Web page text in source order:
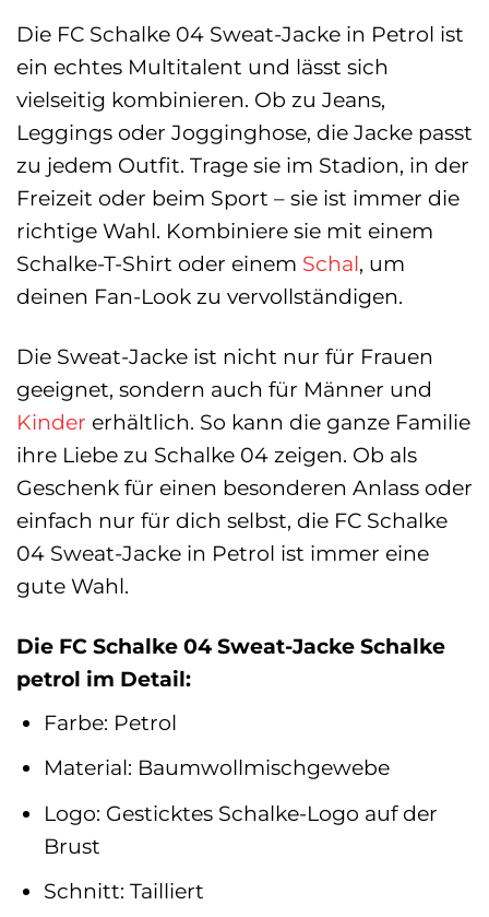
Die FC Schalke 04 Sweat-Jacke in Petrol ist
ein echtes Multitalent und lässt sich
vielseitig kombinieren. Ob zu Jeans,
Leggings oder Jogginghose, die Jacke passt
zu jedem Outfit. Trage sie im Stadion, in der
Freizeit oder beim Sport – sie ist immer die
richtige Wahl. Kombiniere sie mit einem
Schalke-T-Shirt oder einem Schal, um
deinen Fan-Look zu vervollständigen.
Die Sweat-Jacke ist nicht nur für Frauen
geeignet, sondern auch für Männer und
Kinder erhältlich. So kann die ganze Familie
ihre Liebe zu Schalke 04 zeigen. Ob als
Geschenk für einen besonderen Anlass oder
einfach nur für dich selbst, die FC Schalke
04 Sweat-Jacke in Petrol ist immer eine
gute Wahl.
Die FC Schalke 04 Sweat-Jacke Schalke
petrol im Detail:
Farbe: Petrol
Material: Baumwollmischgewebe
Logo: Gesticktes Schalke-Logo auf der
Brust
Schnitt: Tailliert